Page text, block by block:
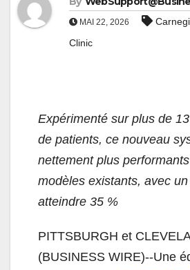
MAI 22, 2026
Clinic
Expérimenté sur plus de
de patients, ce nouveau
nettement plus
modèles existants, avec
atteindre 35 %
PITTSBURGH et
(BUSINESS WIRE)--Une